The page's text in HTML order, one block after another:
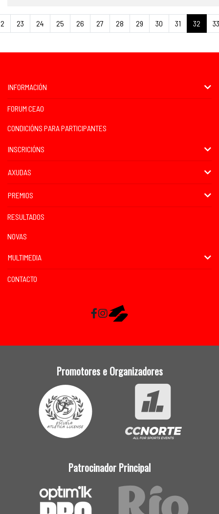
23 24 25 26 27 28 29 30 31 32 33
INFORMACIÓN
FORUM CEAO
CONDICIÓNS PARA PARTICIPANTES
INSCRICIÓNS
AXUDAS
PREMIOS
RESULTADOS
NOVAS
MULTIMEDIA
CONTACTO
Facebook
InstagramRaceMapp
Promotores e Organizadores
Patrocinador Principal